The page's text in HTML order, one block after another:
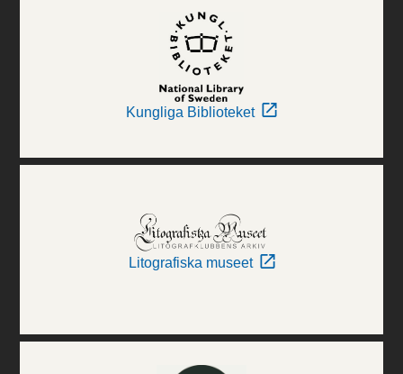
Kungliga Biblioteket
Litografiska museet